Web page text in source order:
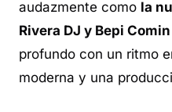
audazmente como la
Rivera DJ y Bepi Comin
profundo con un ritmo
moderna y una